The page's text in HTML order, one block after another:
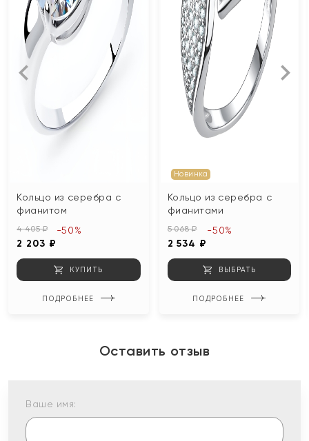
Кольцо из серебра с
фианитом
4 405 ₽
2 203 ₽
-50%
КУПИТЬ
ПОДРОБНЕЕ
Новинка
Кольцо из серебра с
фианитами
5 068 ₽
2 534 ₽
-50%
ВЫБРАТЬ
ПОДРОБНЕЕ
Оставить отзыв
Ваше имя: